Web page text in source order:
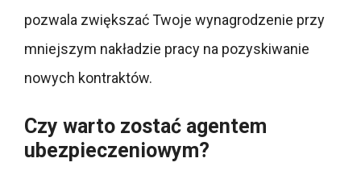
pozwala zwiększać Twoje wynagrodzenie przy
mniejszym nakładzie pracy na pozyskiwanie
nowych kontraktów.
Czy warto zostać agentem
ubezpieczeniowym?